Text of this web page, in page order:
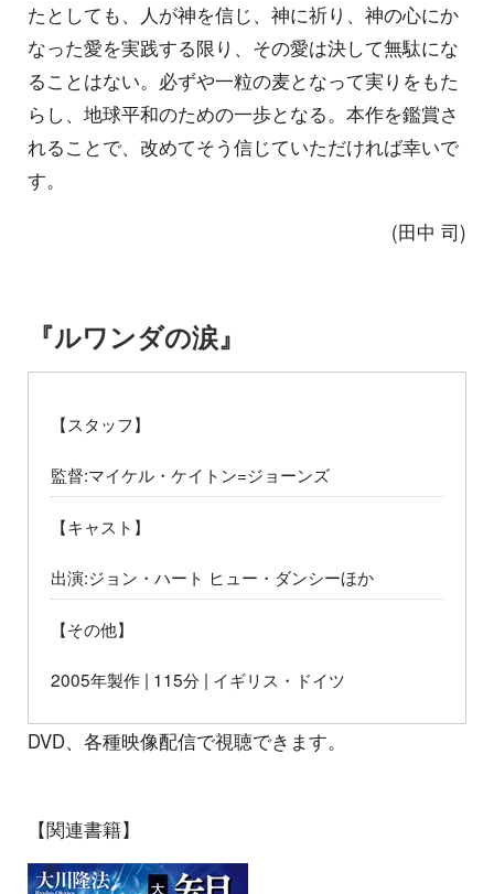
たとしても、人が神を信じ、神に祈り、神の心にか
なった愛を実践する限り、その愛は決して無駄にな
ることはない。必ずや一粒の麦となって実りをもた
らし、地球平和のための一歩となる。本作を鑑賞さ
れることで、改めてそう信じていただければ幸いで
す。
(田中 司)
『ルワンダの涙』
【スタッフ】
監督:マイケル・ケイトン=ジョーンズ
【キャスト】
出演:ジョン・ハート ヒュー・ダンシーほか
【その他】
2005年製作 | 115分 | イギリス・ドイツ
DVD、各種映像配信で視聴できます。
【関連書籍】